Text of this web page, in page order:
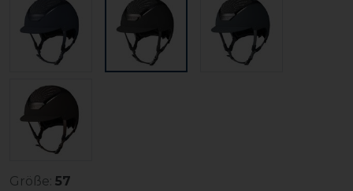
Größe: 57